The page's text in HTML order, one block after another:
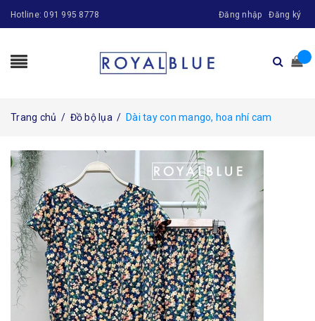
Hotline: 091 995 8778 Đăng nhập Đăng ký
Trang chủ / Đồ bộ lụa / Dài tay con mango, hoa nhí cam